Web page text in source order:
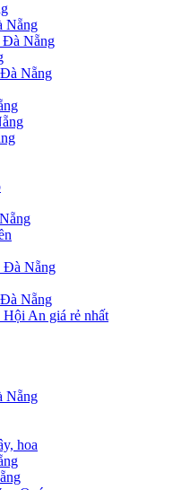
Nẵng
Đà Nẵng
Nẵng
Đà Nẵng
Nẵng
Hội An giá rẻ nhất
Nẵng
hoa